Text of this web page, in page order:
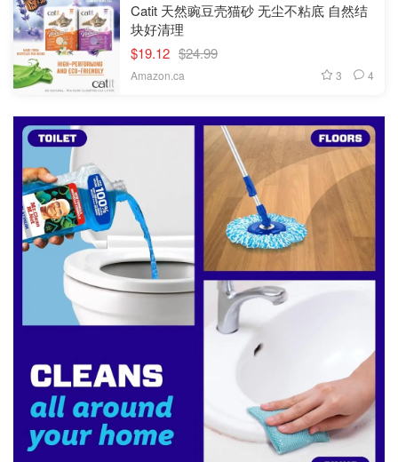
Catit 天然豌豆壳猫砂 无尘不粘底 自然结
块好清理
$19.12 $24.99
Amazon.ca 3 4